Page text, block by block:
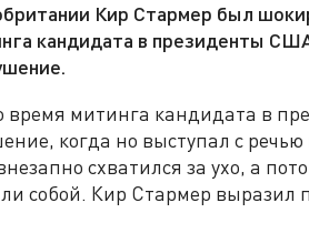
Кир Стармер был
кандидата в президенты
время митинга кандидата в
когда но выступал с речью
схватился за ухо, а
собой. Кир Стармер выразил